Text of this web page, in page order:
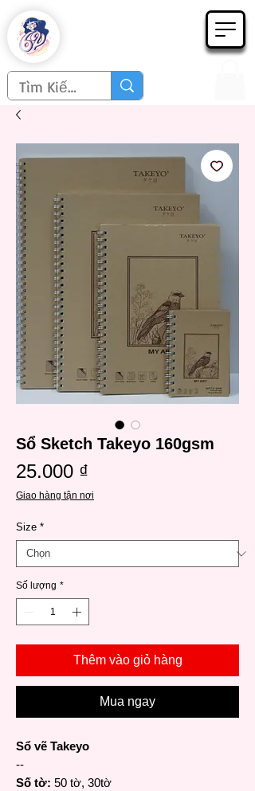
Sổ Sketch Takeyo 160gsm
25.000 ₫
Giao hàng tận nơi
Size *
Số lượng *
Thêm vào giỏ hàng
Mua ngay
Sổ vẽ Takeyo
--
Số tờ: 50 tờ, 30tờ